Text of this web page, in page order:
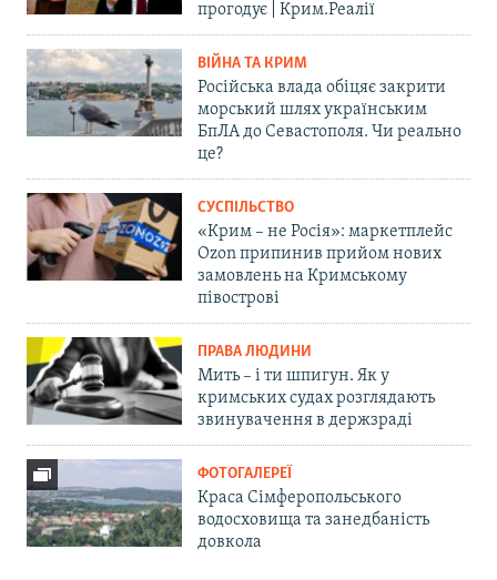
прогодує | Крим.Реалії
ВІЙНА ТА КРИМ
Російська влада обіцяє закрити
морський шлях українським
БпЛА до Севастополя. Чи реально
це?
СУСПІЛЬСТВО
«Крим – не Росія»: маркетплейс
Ozon припинив прийом нових
замовлень на Кримському
півострові
ПРАВА ЛЮДИНИ
Мить – і ти шпигун. Як у
кримських судах розглядають
звинувачення в держзраді
ФОТОГАЛЕРЕЇ
Краса Сімферопольського
водосховища та занедбаність
довкола